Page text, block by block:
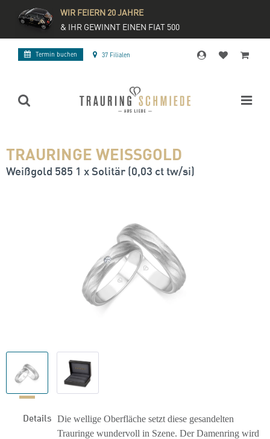
WIR FEIERN 20 JAHRE
& IHR GEWINNT EINEN FIAT 500
Termin buchen 37 Filialen
TRAURINGE WEISSGOLD
Weißgold 585 1 x Solitär (0,03 ct tw/si)
Details Die wellige Oberfläche setzt diese gesandelten
Trauringe wundervoll in Szene. Der Damenring wird